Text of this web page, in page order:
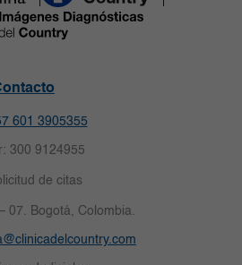
601 3905355
300 9124955
de citas
07. Bogotá, Colombia.